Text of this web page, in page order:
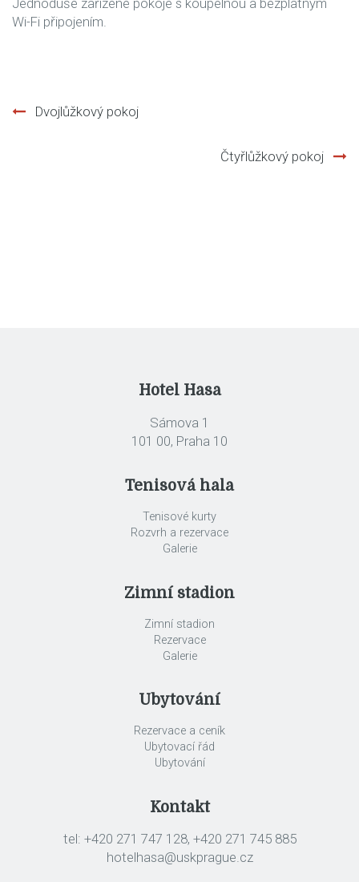
Wi-Fi připojením.
Dvojlůžkový pokoj
Čtyřlůžkový pokoj
Hotel Hasa
Sámova 1
101 00, Praha 10
Tenisová hala
Tenisové kurty
Rozvrh a rezervace
Galerie
Zimní stadion
Zimní stadion
Rezervace
Galerie
Ubytování
Rezervace a ceník
Ubytovací řád
Ubytování
Kontakt
tel: +420 271 747 128, +420 271 745 885
hotelhasa@uskprague.cz